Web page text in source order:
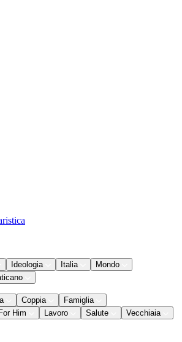
Ideologia Italia
Mondo
Coppia
Famiglia
Him
Lavoro Salute
Vecchiaia